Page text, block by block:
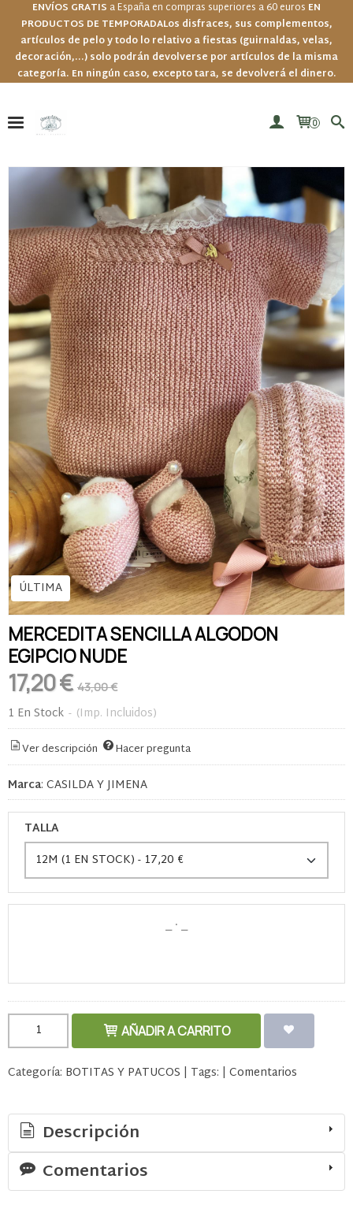
ENVÍOS GRATIS a España en compras superiores a 60 euros EN
PRODUCTOS DE TEMPORADALos disfraces, sus complementos,
artículos de pelo y todo lo relativo a fiestas (guirnaldas, velas,
decoración,...) solo podrán devolverse por artículos de la misma
categoría. En ningún caso, excepto tara, se devolverá el dinero.
0
ÚLTIMA
MERCEDITA SENCILLA ALGODON
EGIPCIO NUDE
17,20 € 43,00 €
1 En Stock - (Imp. Incluidos)
Ver descripción Hacer pregunta
Marca: CASILDA Y JIMENA
TALLA
AÑADIR A CARRITO
Categoría: BOTITAS Y PATUCOS | Tags: | Comentarios
Descripción
Comentarios